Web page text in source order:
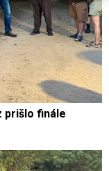
prišlo finále